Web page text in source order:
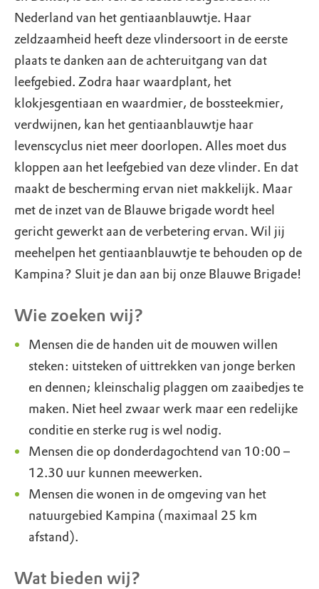
Nederland van het gentiaanblauwtje. Haar
zeldzaamheid heeft deze vlindersoort in de eerste
plaats te danken aan de achteruitgang van dat
leefgebied. Zodra haar waardplant, het
klokjesgentiaan en waardmier, de bossteekmier,
verdwijnen, kan het gentiaanblauwtje haar
levenscyclus niet meer doorlopen. Alles moet dus
kloppen aan het leefgebied van deze vlinder. En dat
maakt de bescherming ervan niet makkelijk. Maar
met de inzet van de Blauwe brigade wordt heel
gericht gewerkt aan de verbetering ervan. Wil jij
meehelpen het gentiaanblauwtje te behouden op de
Kampina? Sluit je dan aan bij onze Blauwe Brigade!
Wie zoeken wij?
Mensen die de handen uit de mouwen willen
steken: uitsteken of uittrekken van jonge berken
en dennen; kleinschalig plaggen om zaaibedjes te
maken. Niet heel zwaar werk maar een redelijke
conditie en sterke rug is wel nodig.
Mensen die op donderdagochtend van 10:00 –
12.30 uur kunnen meewerken.
Mensen die wonen in de omgeving van het
natuurgebied Kampina (maximaal 25 km
afstand).
Wat bieden wij?